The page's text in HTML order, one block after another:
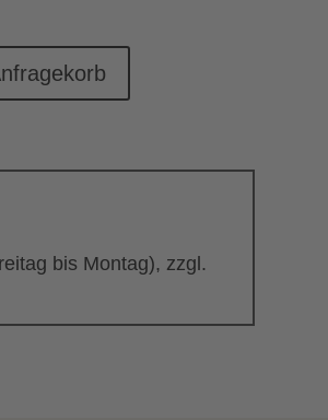
bis Montag), zzgl.